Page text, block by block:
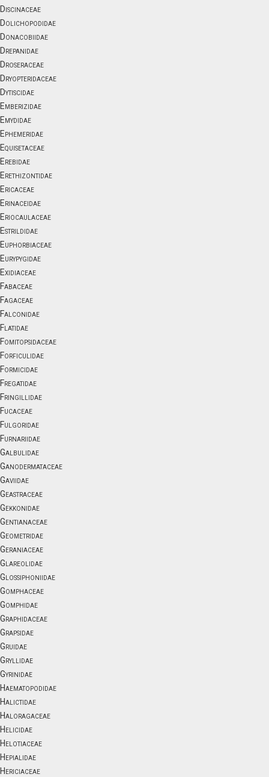
Discinaceae
Dolichopodidae
Donacobiidae
Drepanidae
Droseraceae
Dryopteridaceae
Dytiscidae
Emberizidae
Emydidae
Ephemeridae
Equisetaceae
Erebidae
Erethizontidae
Ericaceae
Erinaceidae
Eriocaulaceae
Estrildidae
Euphorbiaceae
Eurypygidae
Exidiaceae
Fabaceae
Fagaceae
Falconidae
Flatidae
Fomitopsidaceae
Forficulidae
Formicidae
Fregatidae
Fringillidae
Fucaceae
Fulgoridae
Furnariidae
Galbulidae
Ganodermataceae
Gaviidae
Geastraceae
Gekkonidae
Gentianaceae
Geometridae
Geraniaceae
Glareolidae
Glossiphoniidae
Gomphaceae
Gomphidae
Graphidaceae
Grapsidae
Gruidae
Gryllidae
Gyrinidae
Haematopodidae
Halictidae
Haloragaceae
Helicidae
Helotiaceae
Hepialidae
Hericiaceae